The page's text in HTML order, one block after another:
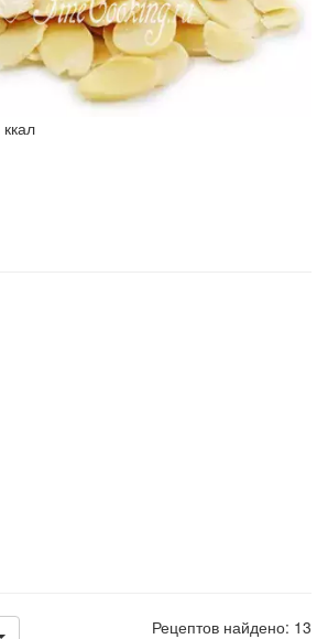
ккал
Рецептов найдено: 13